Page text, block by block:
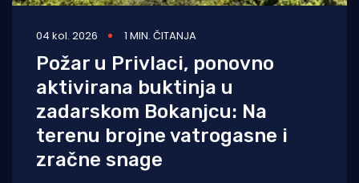
04 kol. 2026 1 MIN. ČITANJA
Požar u Privlaci, ponovno
aktivirana buktinja u
zadarskom Bokanjcu: Na
terenu brojne vatrogasne i
zračne snage